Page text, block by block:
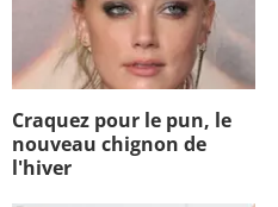
Craquez pour le pun, le
nouveau chignon de
l'hiver